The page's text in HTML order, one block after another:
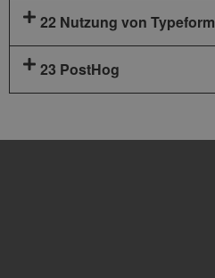
22 Nutzung von Typeform
23 PostHog